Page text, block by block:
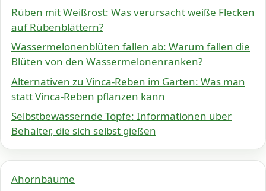
Rüben mit Weißrost: Was verursacht weiße Flecken
auf Rübenblättern?
Wassermelonenblüten fallen ab: Warum fallen die
Blüten von den Wassermelonenranken?
Alternativen zu Vinca-Reben im Garten: Was man
statt Vinca-Reben pflanzen kann
Selbstbewässernde Töpfe: Informationen über
Behälter, die sich selbst gießen
Ahornbäume